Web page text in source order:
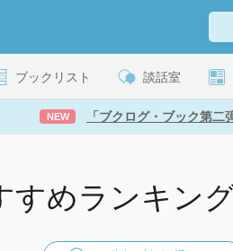
ブックリスト 談話室
NEW 「ブクログ・ブック第二
すめランキン